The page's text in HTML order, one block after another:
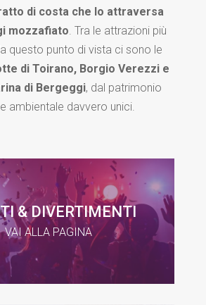
di costa che lo attraversa
mozzafiato . Tra le attrazioni più
questo punto di vista ci sono le
di Toirano, Borgio Verezzi e
di Bergeggi, dal patrimonio
ambientale davvero unici.
& DIVERTIMENTI
VAI ALLA PAGINA